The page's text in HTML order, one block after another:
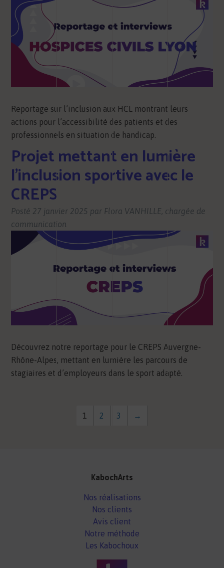
Reportage sur l’inclusion aux HCL montrant leurs
actions pour l’accessibilité des patients et des
professionnels en situation de handicap.
Projet mettant en lumière
l’inclusion sportive avec le
CREPS
Posté 27 janvier 2025 par Flora VANHILLE, chargée de
communication
Découvrez notre reportage pour le CREPS Auvergne-
Rhône-Alpes, mettant en lumière les parcours de
stagiaires et d’employeurs dans le sport adapté.
1 2 3 →
KabochArts
Nos réalisations
Nos clients
Avis client
Notre méthode
Les Kabochoux